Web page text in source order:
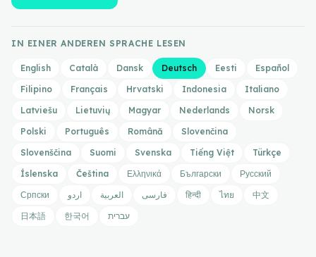
IN EINER ANDEREN SPRACHE LESEN
English Català Dansk Deutsch Eesti
Español
Filipino
Français Hrvatski Indonesia
Italiano
Latviešu
Lietuvių Magyar Nederlands
Norsk
Polski
Português Română
Slovenčina
Slovenščina
Suomi Svenska Tiếng Việt
Türkçe
Íslenska
Čeština Ελληνικά Български
Русский
Српски
اردو العربية فارسی हिन्दी ไทย
中文
日本語
한국어 עברית